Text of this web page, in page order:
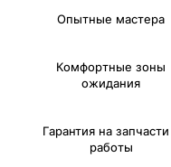
Опытные мастера
Комфортные зоны
ожидания
Гарантия на
работы